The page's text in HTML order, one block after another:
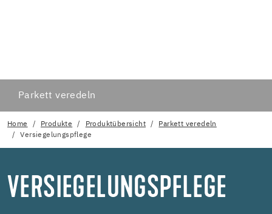
Parkett veredeln
Home Produkte Produktübersicht
Parkett veredeln
Versiegelungspflege
VERSIEGELUNGSPFLEGE